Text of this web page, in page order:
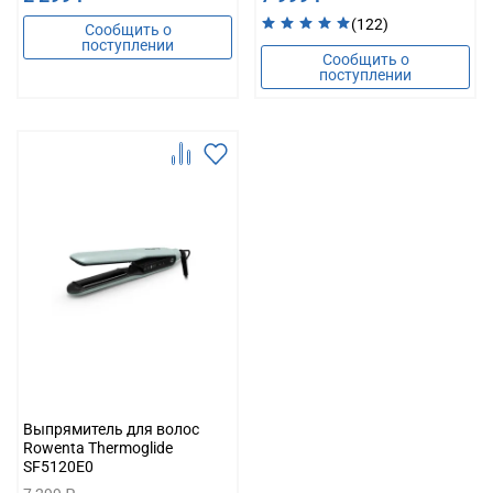
Сообщить о
поступлении
(122)
Сообщить о
поступлении
Выпрямитель для волос
Rowenta Thermoglide
SF5120E0